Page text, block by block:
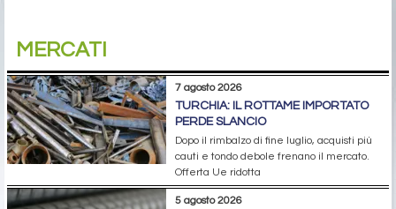
MERCATI
7 agosto 2026
TURCHIA: IL ROTTAME IMPORTATO
PERDE SLANCIO
Dopo il rimbalzo di fine luglio, acquisti più
cauti e tondo debole frenano il mercato.
Offerta Ue ridotta
5 agosto 2026